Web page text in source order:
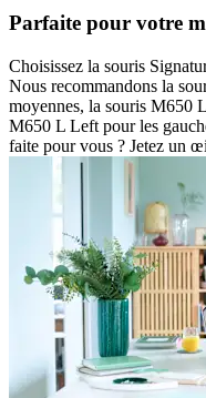
Parfaite pour votre
Choisissez la souris
Nous recommandons la
moyennes, la souris M650
M650 L Left pour les
faite pour vous ? Jetez un